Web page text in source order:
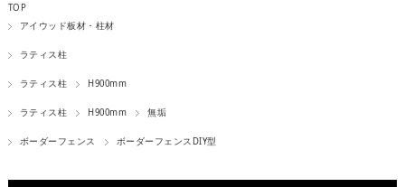
TOP
アイウッド板材・柱材
ラティス柱
ラティス柱 H900mm
ラティス柱 H900mm 無垢
ボーダーフェンス ボーダーフェンスDIY型